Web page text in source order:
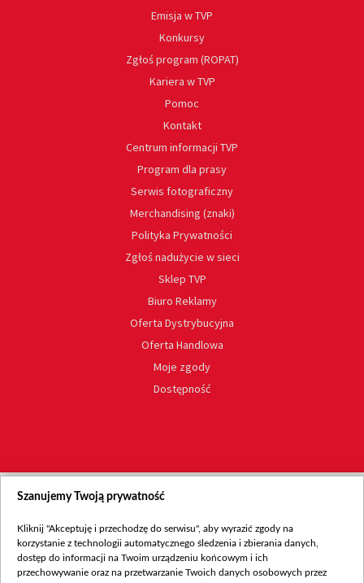
Emisja w TVP
Konkursy
Zgłoś program (ROPAT)
Kariera w TVP
Pomoc
Kontakt
Centrum informacji TVP
Program dla prasy
Serwis fotograficzny
Merchandising (znaki)
Polityka Prywatności
Zgłoś nadużycie w sieci
Sklep TVP
Biuro Reklamy
Oferta Dystrybucyjna
Oferta Handlowa
Moje zgody
Dostępność
Szanujemy Twoją prywatność
Kliknij "Akceptuję i przechodzę do serwisu", aby wyrazić zgody na
korzystanie z technologii automatycznego śledzenia i zbierania danych,
dostęp do informacji na Twoim urządzeniu końcowym i ich
przechowywanie oraz na przetwarzanie Twoich danych osobowych przez